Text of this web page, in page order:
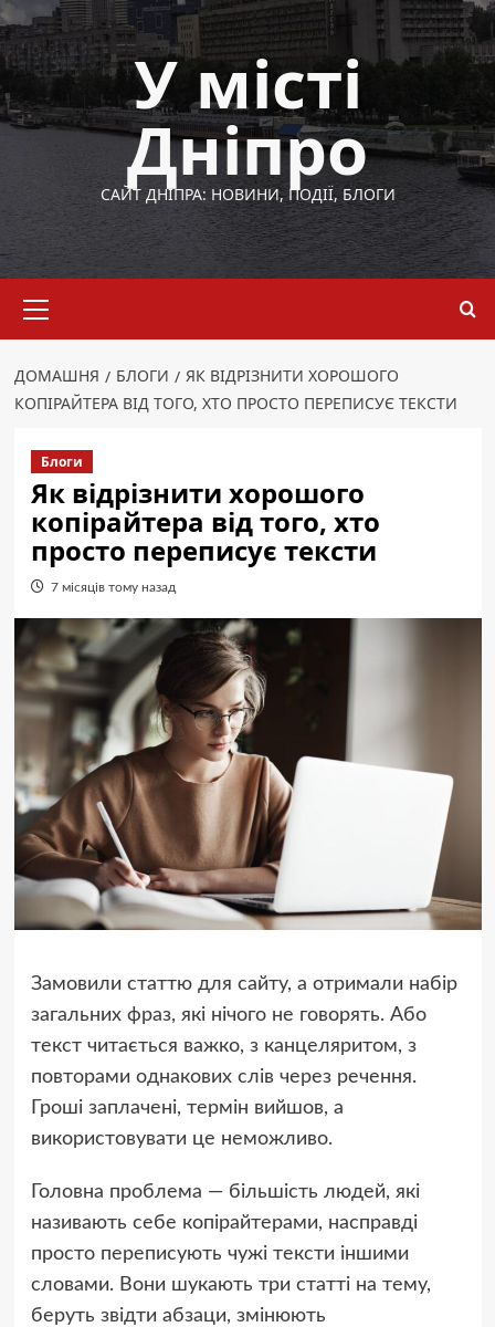
Перейти
до
вмісту
У місті
Дніпро
САЙТ ДНІПРА: НОВИНИ, ПОДІЇ, БЛОГИ
меню
ДОМАШНЯ БЛОГИ
ЯК ВІДРІЗНИТИ ХОРОШОГО
КОПІРАЙТЕРА ВІД ТОГО, ХТО ПРОСТО ПЕРЕПИСУЄ ТЕКСТИ
Блоги
Як відрізнити хорошого
копірайтера від того, хто
просто переписує тексти
7 місяців тому назад
Замовили статтю для сайту, а отримали набір
загальних фраз, які нічого не говорять. Або
текст читається важко, з канцеляритом, з
повторами однакових слів через речення.
Гроші заплачені, термін вийшов, а
використовувати це неможливо.
Головна проблема — більшість людей, які
називають себе копірайтерами, насправді
просто переписують чужі тексти іншими
словами. Вони шукають три статті на тему,
беруть звідти абзаци, змінюють